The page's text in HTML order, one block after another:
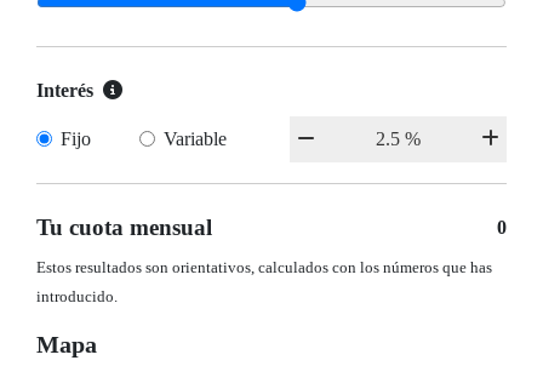
Interés
Fijo Variable
Tu cuota mensual 0
Estos resultados son orientativos, calculados con los números que has
introducido.
Mapa